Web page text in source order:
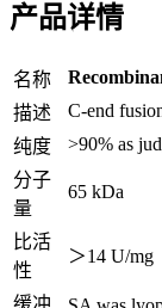
产品详情
名称
描述
C-end
纯度
>90% as
分子
量
65 kDa
比活
性
＞14 U/mg
缓冲